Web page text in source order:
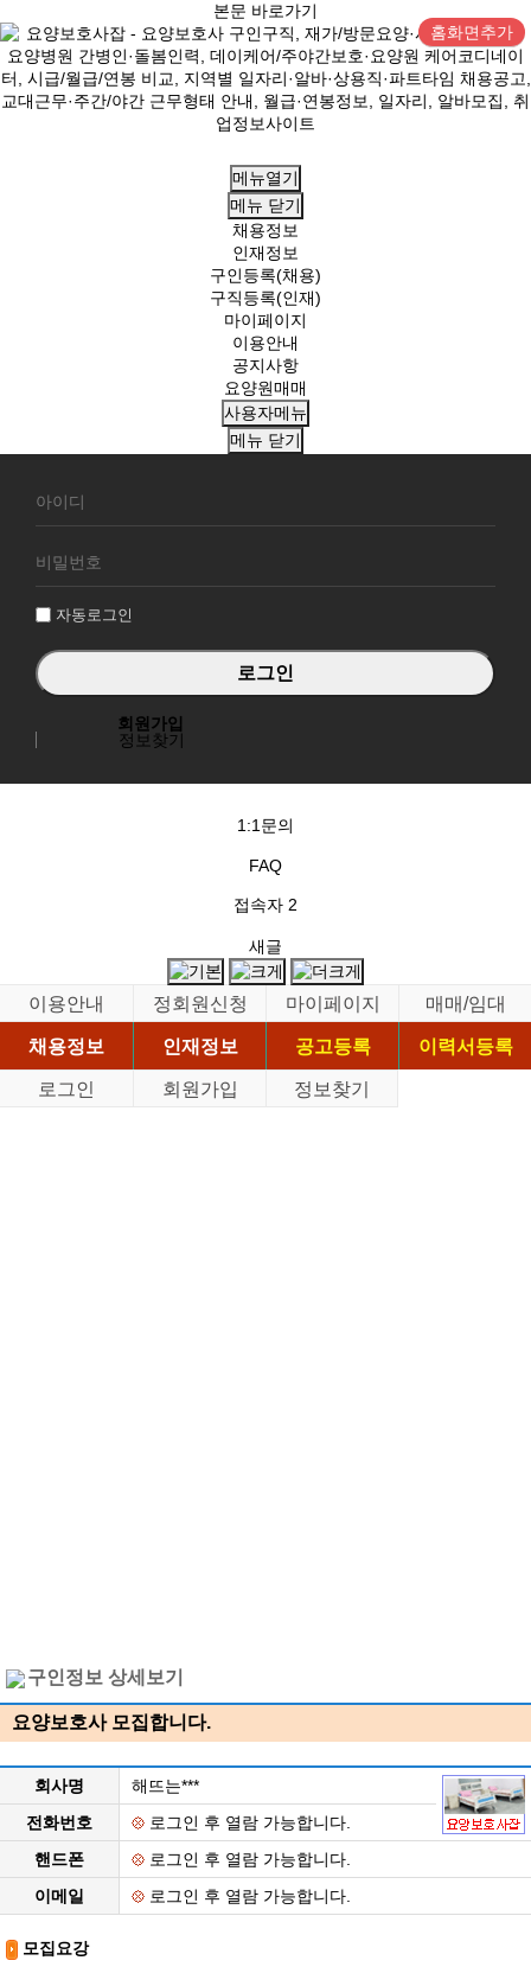
본문 바로가기
홈화면추가
메뉴열기
메뉴 닫기
채용정보
인재정보
구인등록(채용)
구직등록(인재)
마이페이지
이용안내
공지사항
요양원매매
사용자메뉴
메뉴 닫기
원
그
자동로그인
회원가입
정보찾기
1:1문의
FAQ
접속자 2
새글
이용안내 정회원신청 마이페이지
매매/임대
채용정보
인재정보 공고등록
이력서등록
로그인
회원가입 정보찾기
구인정보 상세보기
요양보호사 모집합니다.
회사명
해뜨는***
전화번호
로그인 후 열람 가능합니다.
핸드폰
로그인 후 열람 가능합니다.
이메일
로그인 후 열람 가능합니다.
모집요강